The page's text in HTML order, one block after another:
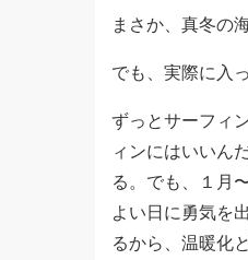
まさか、真冬の
でも、実際に入
ずっとサーフィ
ィンにはいいん
る。でも、１月
よい日に勇気を
るから、温暖化